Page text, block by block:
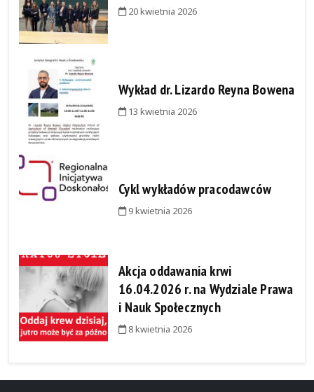
20 kwietnia 2026
Wykład dr. Lizardo Reyna Bowena
13 kwietnia 2026
Cykl wykładów pracodawców
9 kwietnia 2026
Akcja oddawania krwi
16.04.2026 r. na Wydziale Prawa
i Nauk Społecznych
8 kwietnia 2026